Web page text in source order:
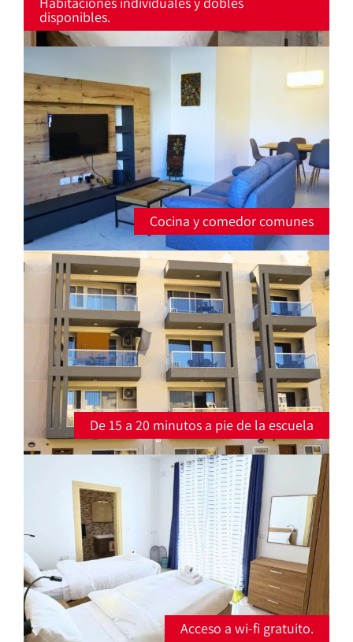
disponibles.
Cocina y comedor comunes
De 15 a 20 minutos a pie de la escuela
Acceso a wi-fi gratuito.